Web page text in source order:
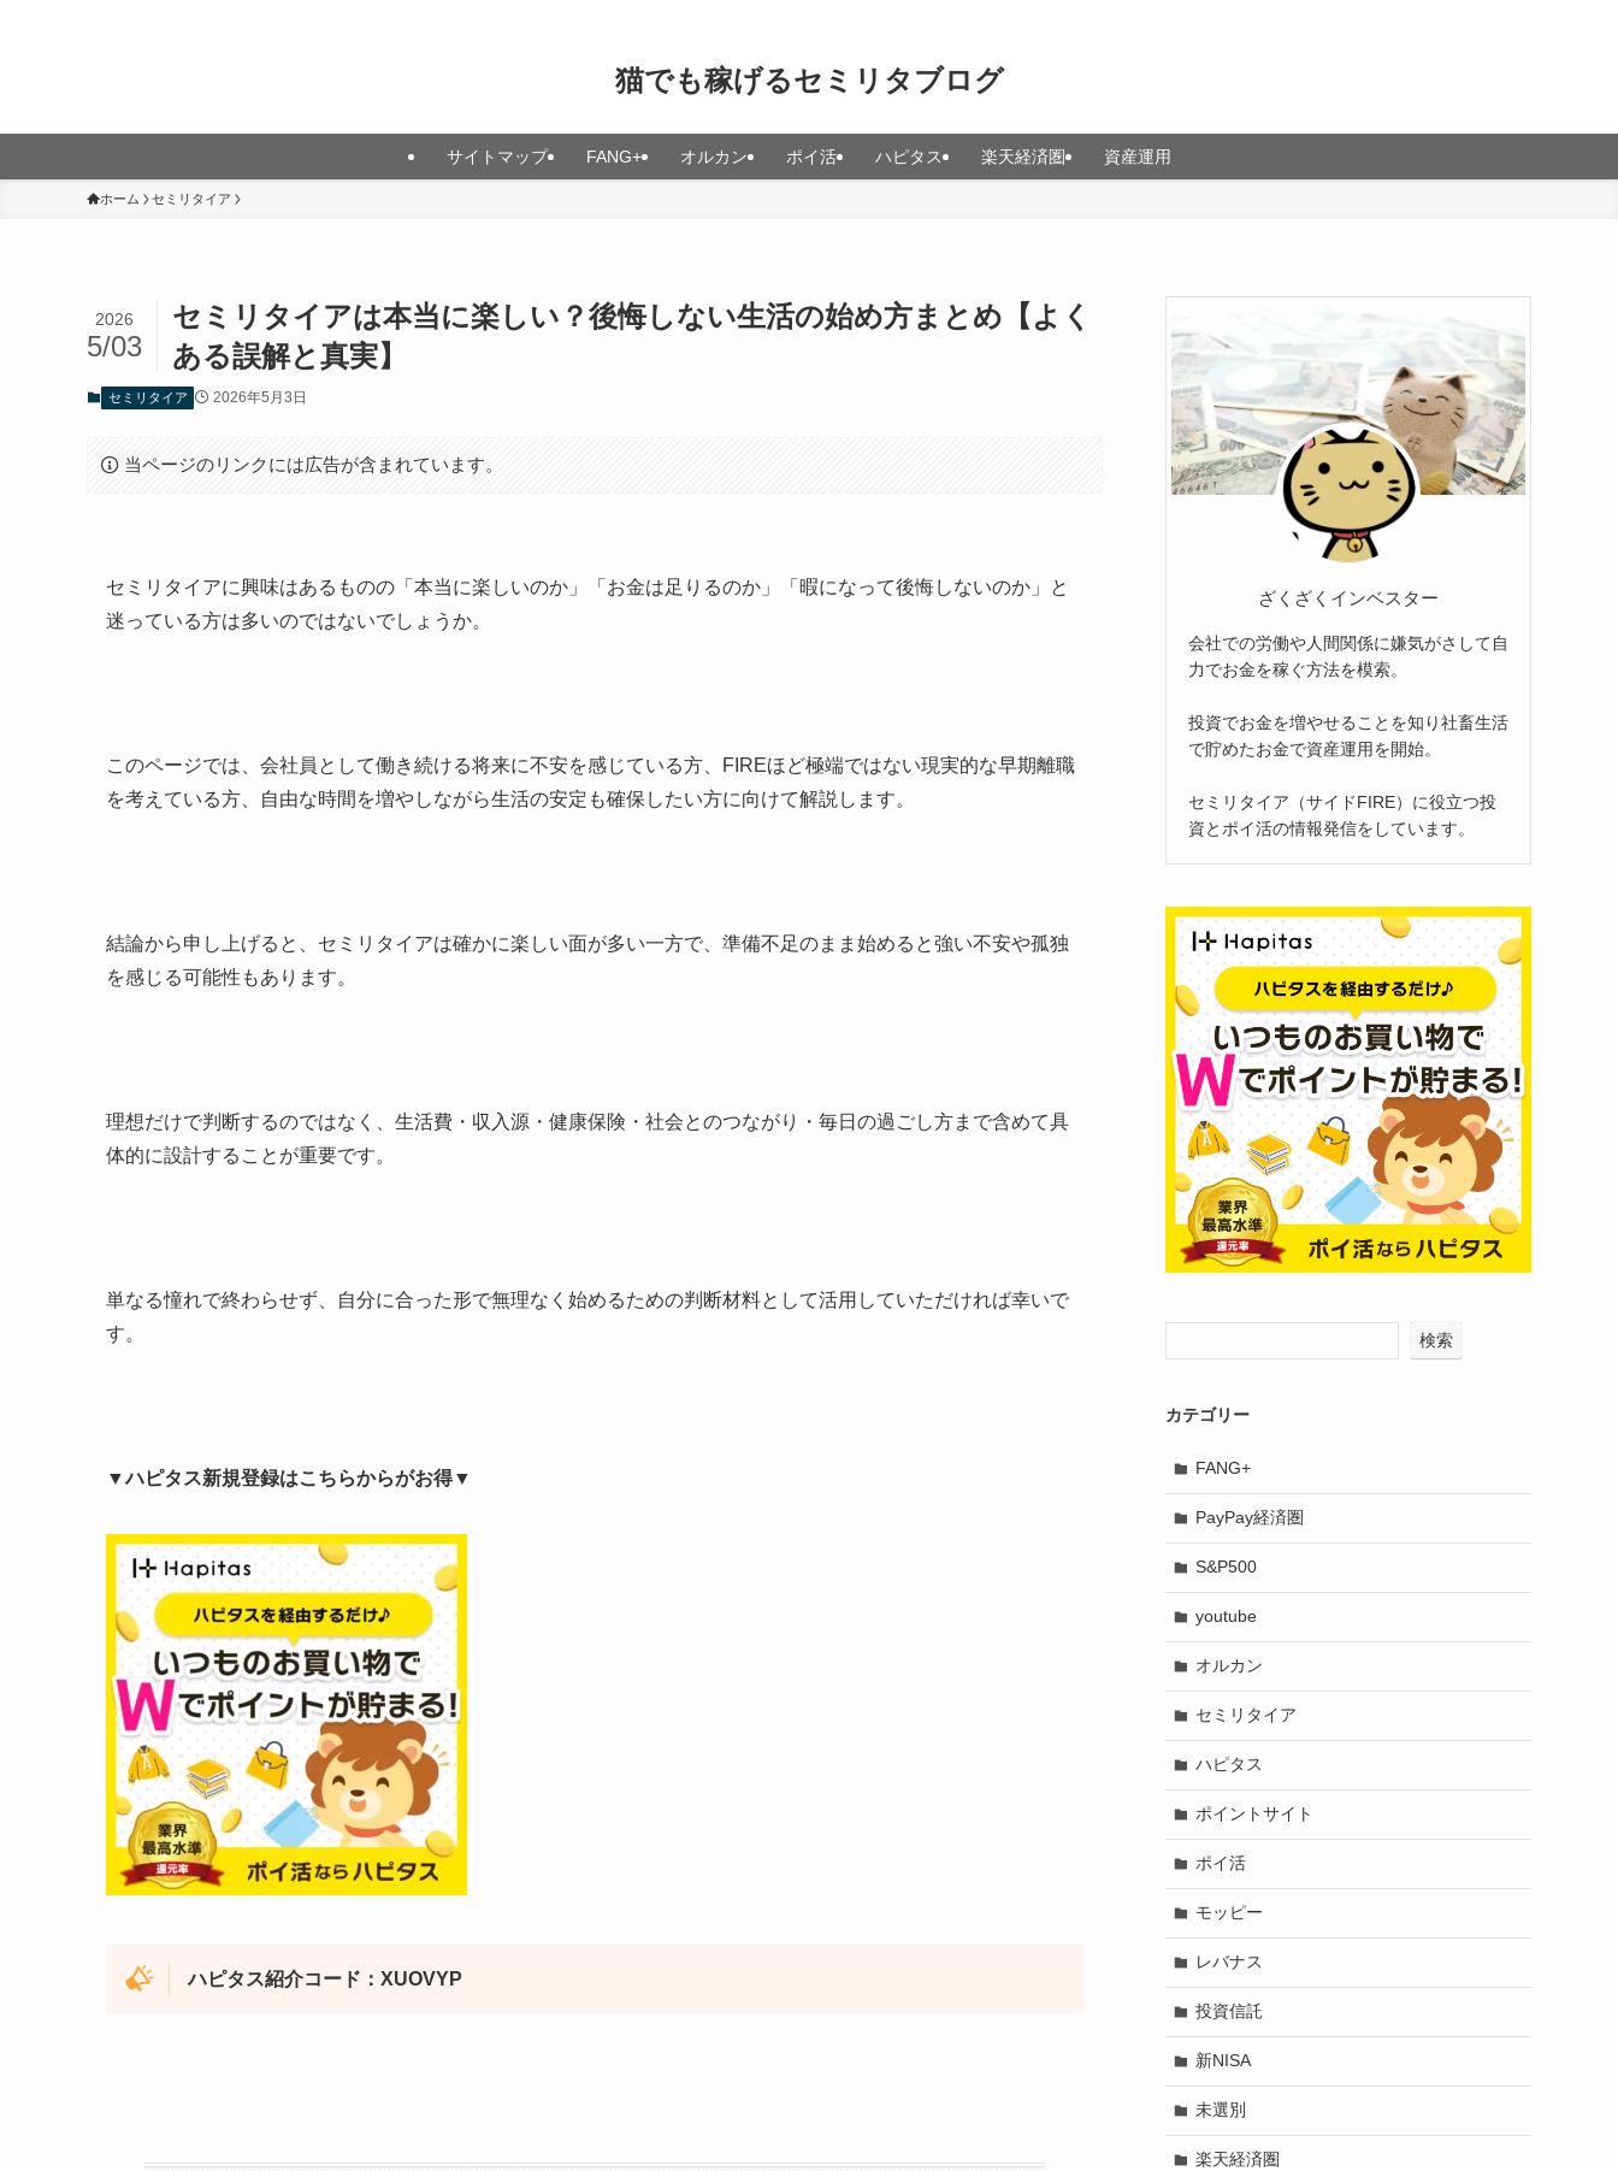
猫でも稼げるセミリタブログ
サイトマップ FANG+ オルカン ポイ活 ハピタス 楽天経済圏 資産運用
ホーム セミリタイア
セミリタイアは本当に楽しい？後悔しない生活の始め方まとめ【よく
ある誤解と真実】
2026
5/03
セミリタイア 2026年5月3日
当ページのリンクには広告が含まれています。
セミリタイアに興味はあるものの「本当に楽しいのか」「お金は足りるのか」「暇になって後悔しないのか」と
迷っている方は多いのではないでしょうか。
このページでは、会社員として働き続ける将来に不安を感じている方、FIREほど極端ではない現実的な早期離職
を考えている方、自由な時間を増やしながら生活の安定も確保したい方に向けて解説します。
結論から申し上げると、セミリタイアは確かに楽しい面が多い一方で、準備不足のまま始めると強い不安や孤独
を感じる可能性もあります。
理想だけで判断するのではなく、生活費・収入源・健康保険・社会とのつながり・毎日の過ごし方まで含めて具
体的に設計することが重要です。
単なる憧れで終わらせず、自分に合った形で無理なく始めるための判断材料として活用していただければ幸いで
す。
▼ハピタス新規登録はこちらからがお得▼
ハピタス紹介コード：XUOVYP
ざくざくインベスター
会社での労働や人間関係に嫌気がさして自
力でお金を稼ぐ方法を模索。
投資でお金を増やせることを知り社畜生活
で貯めたお金で資産運用を開始。
セミリタイア（サイドFIRE）に役立つ投
資とポイ活の情報発信をしています。
検索
カテゴリー
FANG+
PayPay経済圏
S&P500
youtube
オルカン
セミリタイア
ハピタス
ポイントサイト
ポイ活
モッピー
レバナス
投資信託
新NISA
未選別
楽天経済圏